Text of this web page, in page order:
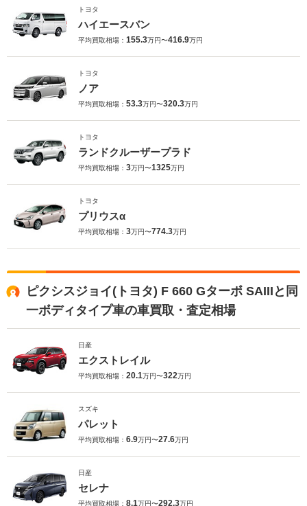
トヨタ
ハイエースバン
平均買取相場： 155.3万円〜416.9万円
トヨタ
ノア
平均買取相場： 53.3万円〜320.3万円
トヨタ
ランドクルーザープラド
平均買取相場： 3万円〜1325万円
トヨタ
プリウスα
平均買取相場： 3万円〜774.3万円
ピクシスジョイ(トヨタ) F 660 Gターボ SAIIIと同
一ボディタイプ車の車買取・査定相場
日産
エクストレイル
平均買取相場： 20.1万円〜322万円
スズキ
パレット
平均買取相場： 6.9万円〜27.6万円
日産
セレナ
平均買取相場： 8.1万円〜292.3万円